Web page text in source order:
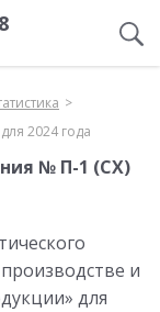
2024 года
№ П-1 (СХ)
и
для